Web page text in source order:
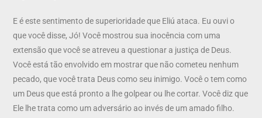
E é este sentimento de superioridade que Eliú ataca. Eu ouvi o
que você disse, Jó! Você mostrou sua inocência com uma
extensão que você se atreveu a questionar a justiça de Deus.
Você está tão envolvido em mostrar que não cometeu nenhum
pecado, que você trata Deus como seu inimigo. Você o tem como
um Deus que está pronto a lhe golpear ou lhe cortar. Você diz que
Ele lhe trata como um adversário ao invés de um amado filho.